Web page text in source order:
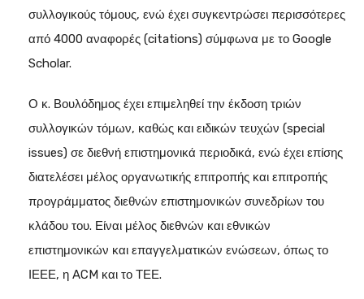
συλλογικούς τόμους, ενώ έχει συγκεντρώσει περισσότερες
από 4000 αναφορές (citations) σύμφωνα με το Google
Scholar.
Ο κ. Βουλόδημος έχει επιμεληθεί την έκδοση τριών
συλλογικών τόμων, καθώς και ειδικών τευχών (special
issues) σε διεθνή επιστημονικά περιοδικά, ενώ έχει επίσης
διατελέσει μέλος οργανωτικής επιτροπής και επιτροπής
προγράμματος διεθνών επιστημονικών συνεδρίων του
κλάδου του. Είναι μέλος διεθνών και εθνικών
επιστημονικών και επαγγελματικών ενώσεων, όπως το
ΙΕΕΕ, η ACM και το ΤΕΕ.